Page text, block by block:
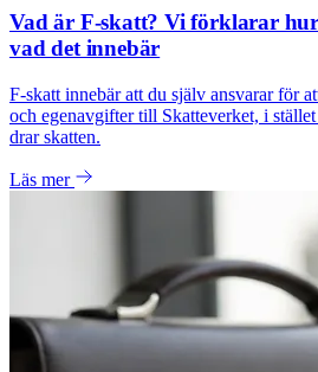
Vad är F-skatt? Vi förklarar
vad det innebär
F-skatt innebär att du själv ansvarar för
och egenavgifter till Skatteverket, i
drar skatten.
Läs mer